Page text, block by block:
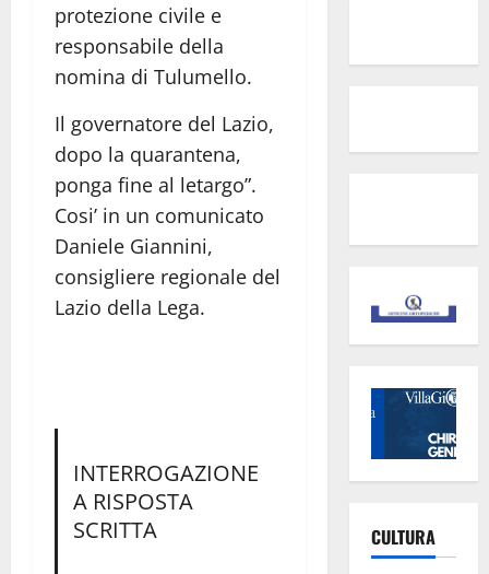
protezione civile e
responsabile della
nomina di Tulumello.
Il governatore del Lazio,
dopo la quarantena,
ponga fine al letargo”.
Cosi’ in un comunicato
Daniele Giannini,
consigliere regionale del
Lazio della Lega.
INTERROGAZIONE
A RISPOSTA
SCRITTA
CULTURA